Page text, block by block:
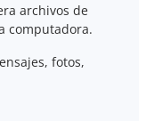
archivos de
computadora.
fotos,